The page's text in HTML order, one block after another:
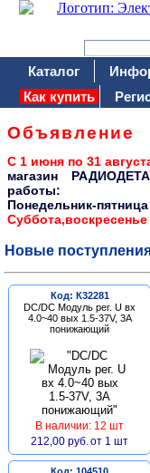
Каталог
Как купить
Объявление
С 1 июня по 31
магазин
работы:
Понедельник-
Новые
Код: К32281
DC/DC Модуль рег. U вх
4.0~40 вых 1.5-37V, 3A
понижающий
В наличии: 12 шт
212,00 руб. от 1 шт
Код: 104510